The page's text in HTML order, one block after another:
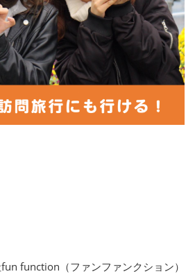
（ファンファンクション）